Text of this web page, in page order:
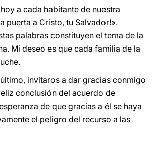
a cada habitante de nuestra
puerta a Cristo, tu Salvador!».
palabras constituyen el tema de la
Mi deseo es que cada familia de la
invitaros a dar gracias conmigo
conclusión del acuerdo de
de que gracias a él se haya
el peligro del recurso a las